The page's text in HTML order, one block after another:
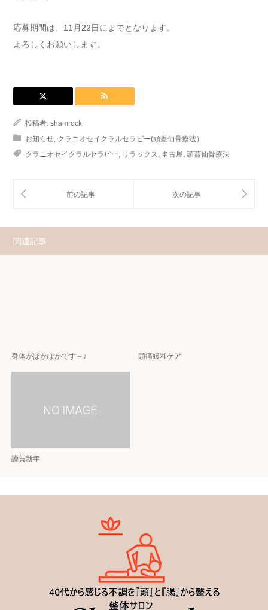
応募期間は、11月22日にまでとなります。
よろしくお願いします。
投稿者: shamrock
お知らせ, クラニオセイクラルセラピー(頭蓋仙骨療法）
クラニオセイクラルセラピー, リラックス, 名古屋, 頭蓋仙骨療法
関連記事
身体がぽかぽかです～♪ 頭痛緩和ケア
謹賀新年